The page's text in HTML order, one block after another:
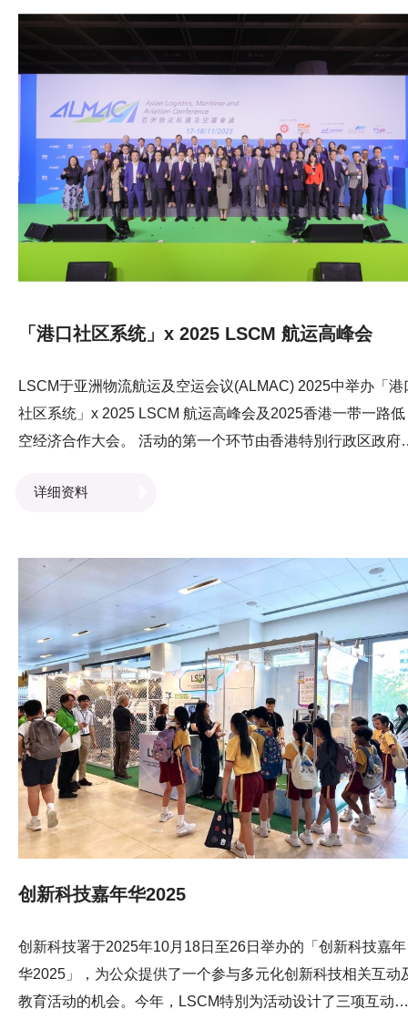
众参观者均到访LSCM展位，交流这些技术如何应用于长者院
舍的日常运作，以提升服务质素及照护管理水平。
「港口社区系统」x 2025 LSCM 航运高峰会
LSCM于亚洲物流航运及空运会议(ALMAC) 2025中举办「港
社区系统」x 2025 LSCM 航运高峰会及2025香港一带一路低
空经济合作大会。 活动的第一个环节由香港特別行政区政府运
致辞，揭开序幕。一众业界分享促进航运及物流发展的创新
及物流局和华润物流，香港中交创新科技有限公司及嘉柏物
分別签署合作备忘录，共同推动智慧港口及跨境物流技术发
展。 而第二环节则由LSCM及丝绸之路城市联盟共同举办的
2025 香港一带一路低空经济合作大会，由香港特別行政区财
司副司长黄伟纶先生、意大利前总理Massimo D'Alema先生
巴基斯坦伊斯兰共和国驻华大使H.E. Khalil Hashmi先生和香
贸易发展局总裁张淑芬女士分別致辞。嘉宾们于活动上为「
路低空经济（香港）合作中心」进行启动仪式。一众嘉宾一
解构香港及「一带一路」国家的低空经济发展，协助业界把
崭新机遇。
详细资料
创新科技嘉年华2025
创新科技署于2025年10月18日至26日举办的「创新科技嘉年
华2025」，为公众提供了一个参与多元化创新科技相关互动
教育活动的机会。今年，LSCM特別为活动设计了三项互动体